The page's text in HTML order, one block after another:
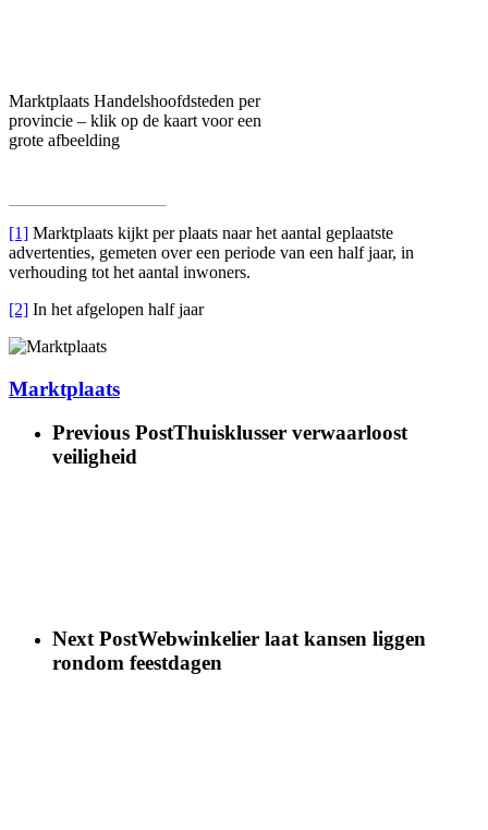
Marktplaats Handelshoofdsteden per
provincie – klik op de kaart voor een
grote afbeelding
[1] Marktplaats kijkt per plaats naar het aantal geplaatste
advertenties, gemeten over een periode van een half jaar, in
verhouding tot het aantal inwoners.
[2] In het afgelopen half jaar
Marktplaats
Previous PostThuisklusser verwaarloost
veiligheid
Next PostWebwinkelier laat kansen liggen
rondom feestdagen